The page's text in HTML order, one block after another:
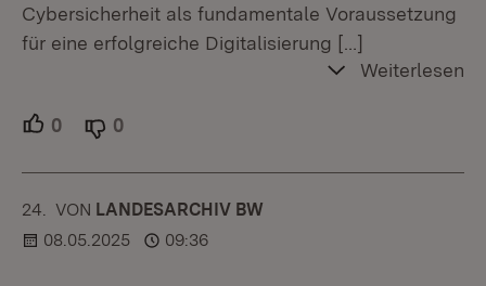
Cybersicherheit als fundamentale Voraussetzung
für eine erfolgreiche Digitalisierung […]
Weiterlesen
0 Unterstützer.
0
24. KOMMENTAR
VON :LANDESARCHIV BW
08.05.2025
09:36